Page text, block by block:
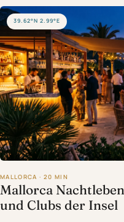
39.62°N 2.99°E
MALLORCA · 20 MIN
Mallorca
und Clubs der Insel